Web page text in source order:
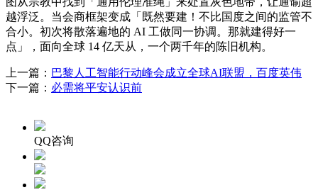
越浮泛。当会商框架变成「既然要建！不比国度之间的监管不
合小。初次将散落遍地的 AI 工做同一协调。那就建得好一
点」，面向全球 14 亿天从，一个两千年的陈旧机构。
上一篇： 巴黎人工智能行动峰会成立全球AI联盟，百度英伟
下一篇： 必需将平安认识前
QQ咨询